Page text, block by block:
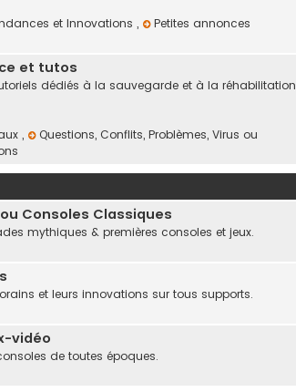
et Innovations ,
Petites annonces
et tutos
dédiés à la sauvegarde et à la réhabilitation
,
Questions, Conflits, Problèmes, Virus ou
Consoles Classiques
mythiques & premières consoles et jeux.
et leurs innovations sur tous supports.
vidéo
de toutes époques.